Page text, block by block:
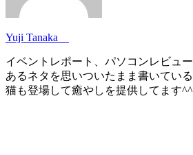
Yuji Tanaka
イベントレポート、パソコンレビュ
あるネタを思いついたまま書いてい
猫も登場して癒やしを提供してます^^